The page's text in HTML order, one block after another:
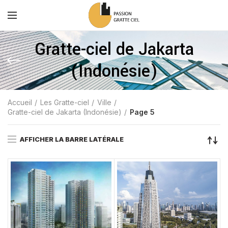
Gratte-ciel de Jakarta
(Indonésie)
Accueil Les Gratte-ciel
Ville
Gratte-ciel de Jakarta (Indonésie)
Page 5
AFFICHER LA BARRE LATÉRALE